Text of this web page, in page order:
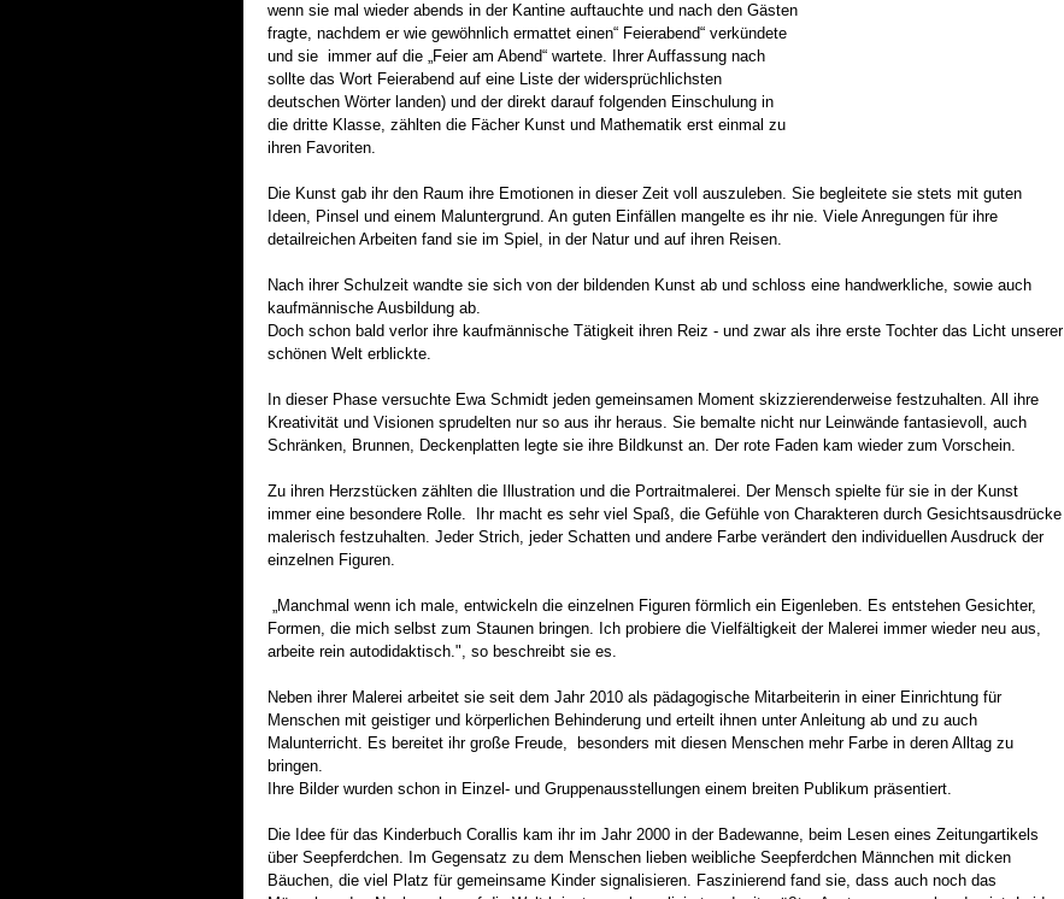
wenn sie mal wieder abends in der Kantine auftauchte und nach den Gästen
fragte, nachdem er wie gewöhnlich ermattet einen“ Feierabend“ verkündete
und sie immer auf die „Feier am Abend“ wartete. Ihrer Auffassung nach
sollte das Wort Feierabend auf eine Liste der widersprüchlichsten
deutschen Wörter landen) und der direkt darauf folgenden Einschulung in
die dritte Klasse, zählten die Fächer Kunst und Mathematik erst einmal zu
ihren Favoriten.
Die Kunst gab ihr den Raum ihre Emotionen in dieser Zeit voll auszuleben. Sie begleitete sie stets mit guten
Ideen, Pinsel und einem Maluntergrund. An guten Einfällen mangelte es ihr nie. Viele Anregungen für ihre
detailreichen Arbeiten fand sie im Spiel, in der Natur und auf ihren Reisen.
Nach ihrer Schulzeit wandte sie sich von der bildenden Kunst ab und schloss eine handwerkliche, sowie auch
kaufmännische Ausbildung ab.
Doch schon bald verlor ihre kaufmännische Tätigkeit ihren Reiz - und zwar als ihre erste Tochter das Licht unserer
schönen Welt erblickte.
In dieser Phase versuchte Ewa Schmidt jeden gemeinsamen Moment skizzierenderweise festzuhalten. All ihre
Kreativität und Visionen sprudelten nur so aus ihr heraus. Sie bemalte nicht nur Leinwände fantasievoll, auch
Schränken, Brunnen, Deckenplatten legte sie ihre Bildkunst an. Der rote Faden kam wieder zum Vorschein.
Zu ihren Herzstücken zählten die Illustration und die Portraitmalerei. Der Mensch spielte für sie in der Kunst
immer eine besondere Rolle. Ihr macht es sehr viel Spaß, die Gefühle von Charakteren durch Gesichtsausdrücke
malerisch festzuhalten. Jeder Strich, jeder Schatten und andere Farbe verändert den individuellen Ausdruck der
einzelnen Figuren.
„Manchmal wenn ich male, entwickeln die einzelnen Figuren förmlich ein Eigenleben. Es entstehen Gesichter,
Formen, die mich selbst zum Staunen bringen. Ich probiere die Vielfältigkeit der Malerei immer wieder neu aus,
arbeite rein autodidaktisch.", so beschreibt sie es.
Neben ihrer Malerei arbeitet sie seit dem Jahr 2010 als pädagogische Mitarbeiterin in einer Einrichtung für
Menschen mit geistiger und körperlichen Behinderung und erteilt ihnen unter Anleitung ab und zu auch
Malunterricht. Es bereitet ihr große Freude, besonders mit diesen Menschen mehr Farbe in deren Alltag zu
bringen.
Ihre Bilder wurden schon in Einzel- und Gruppenausstellungen einem breiten Publikum präsentiert.
Die Idee für das Kinderbuch Corallis kam ihr im Jahr 2000 in der Badewanne, beim Lesen eines Zeitungartikels
über Seepferdchen. Im Gegensatz zu dem Menschen lieben weibliche Seepferdchen Männchen mit dicken
Bäuchen, die viel Platz für gemeinsame Kinder signalisieren. Faszinierend fand sie, dass auch noch das